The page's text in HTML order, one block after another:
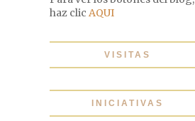
haz clic AQUI
VISITAS
INICIATIVAS